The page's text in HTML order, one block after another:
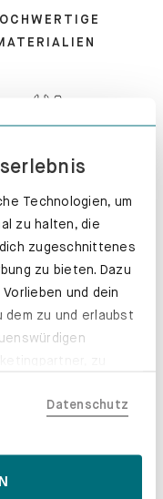
Technologien, um
zu halten, die
zugeschnittenes
zu bieten. Dazu
und dein
dem zu und erlaubst
werden
Datenschutz
-
PERFEKT!
EXPRESS-